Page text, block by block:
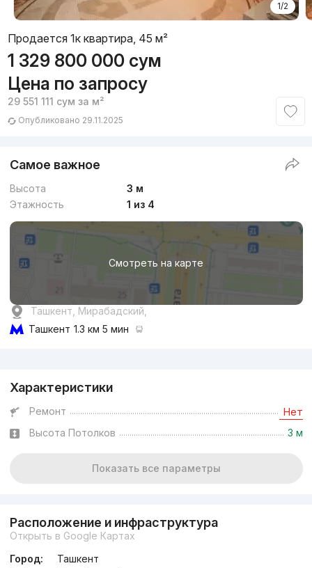
1/2
Продается 1к квартира, 45 м²
1 329 800 000 сум
Цена по запросу
29 551 111 сум за м²
Опубликовано 29.11.2025
Самое важное
Высота
3 м
Этажность
1 из 4
Смотреть на карте
Ташкент, Мирабадский,
Ташкент 1.3 км 5 мин
Характеристики
Ремонт Нет
Высота Потолков 3 м
Показать все параметры
Расположение и инфраструктура
Открыть в Google Картах
Город:
Ташкент